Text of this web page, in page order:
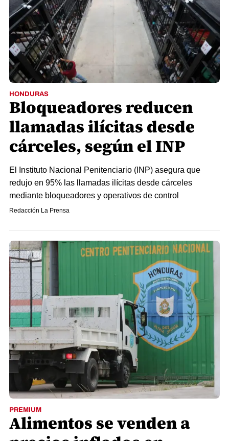
HONDURAS
Bloqueadores reducen
llamadas ilícitas desde
cárceles, según el INP
El Instituto Nacional Penitenciario (INP) asegura que
redujo en 95% las llamadas ilícitas desde cárceles
mediante bloqueadores y operativos de control
Redacción La Prensa
PREMIUM
Alimentos se venden a